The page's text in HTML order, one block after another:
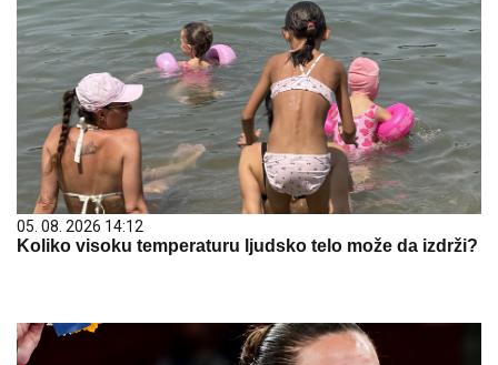
05. 08. 2026 14:12
Koliko visoku temperaturu ljudsko telo može da izdrži?